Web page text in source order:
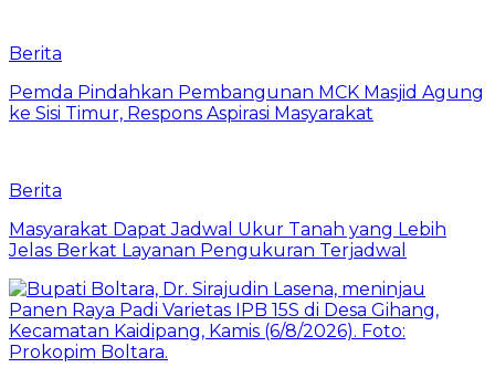
Berita
Pemda Pindahkan Pembangunan MCK Masjid Agung
ke Sisi Timur, Respons Aspirasi Masyarakat
Berita
Masyarakat Dapat Jadwal Ukur Tanah yang Lebih
Jelas Berkat Layanan Pengukuran Terjadwal